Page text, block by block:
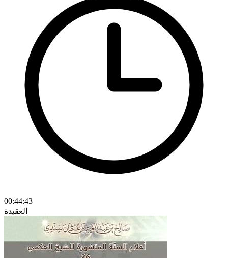
00:44:43
العقيدة